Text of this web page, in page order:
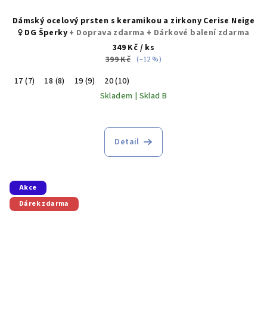
Dámský ocelový prsten s keramikou a zirkony Cerise Neige
♀️ DG Šperky + Doprava zdarma + Dárkové balení zdarma
349 Kč / ks
399 Kč (–12 %)
17 (7) 18 (8) 19 (9)
20 (10)
Skladem | Sklad B
Detail
Akce
Dárek zdarma